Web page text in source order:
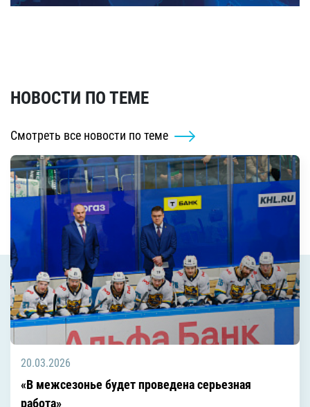
НОВОСТИ ПО ТЕМЕ
Смотреть все новости по теме
20.03.2026
«В межсезонье будет проведена серьезная
работа»